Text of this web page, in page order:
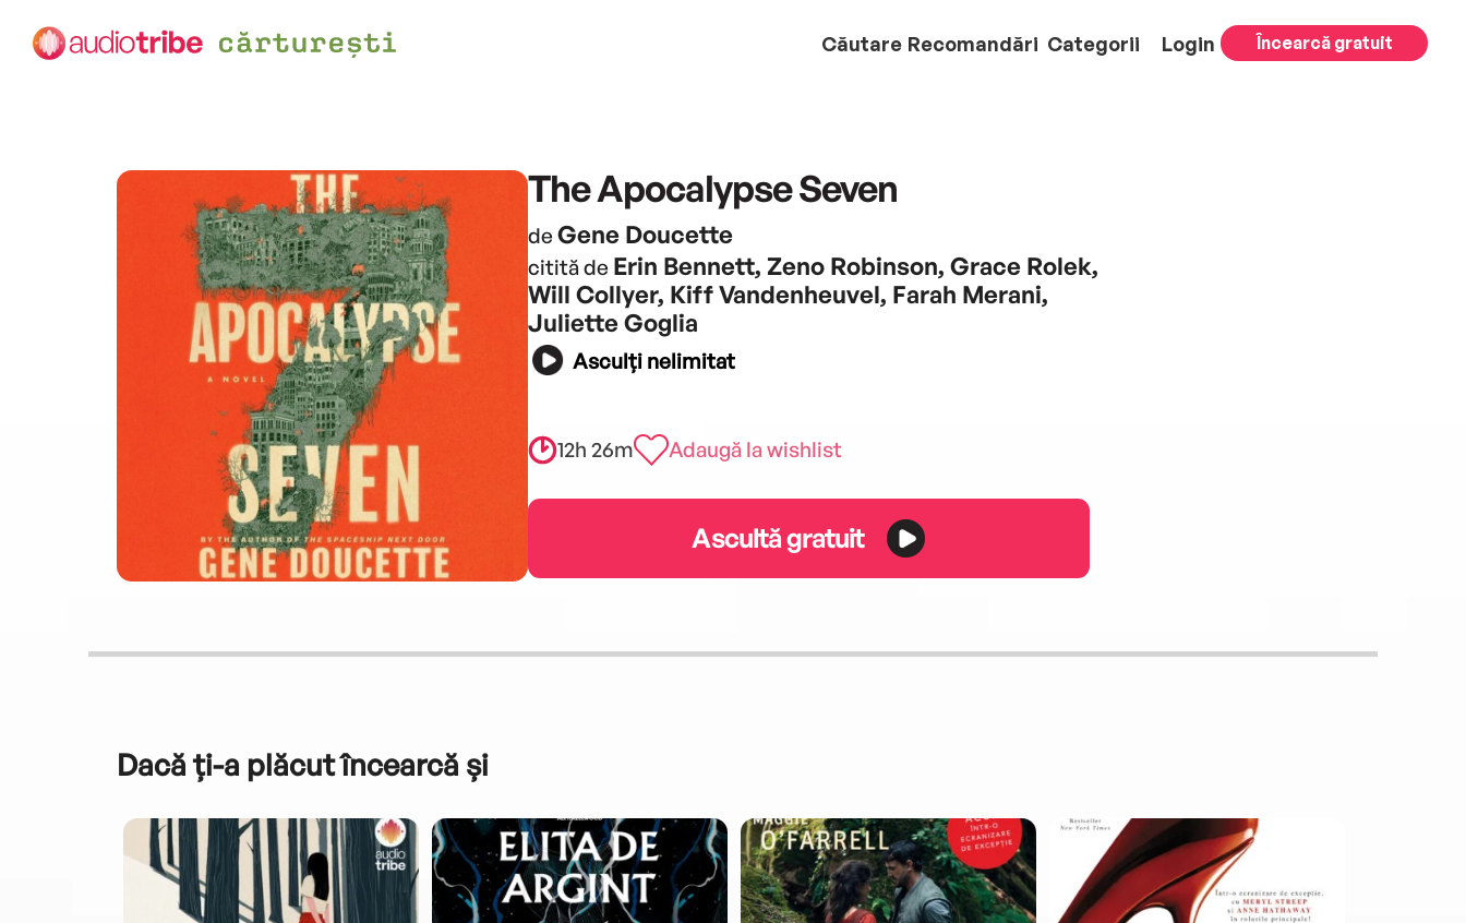
Căutare Recomandări Categorii Login Încearcă gratuit
The Apocalypse Seven
de Gene Doucette
citită de Erin Bennett, Zeno Robinson, Grace Rolek,
Will Collyer, Kiff Vandenheuvel, Farah Merani,
Juliette Goglia
Asculți nelimitat
12h 26m Adaugă la wishlist
Ascultă gratuit
Dacă ți-a plăcut încearcă și